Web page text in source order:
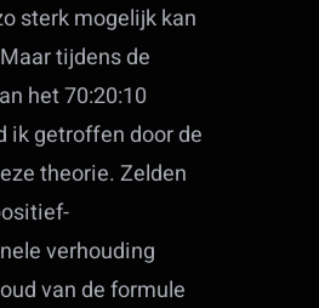
sterk mogelijk kan
tijdens de
het 70:20:10
ik getroffen door de
theorie. Zelden
verhouding
van de formule